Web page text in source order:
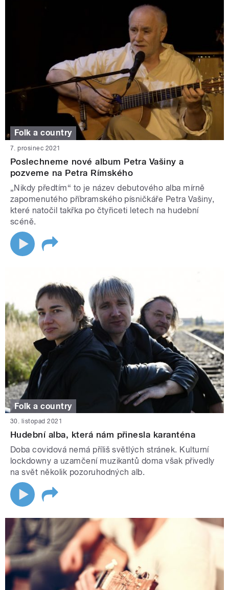
Folk a country
7. prosinec 2021
Poslechneme nové album Petra Vašiny a
pozveme na Petra Rímského
„Nikdy předtím“ to je název debutového alba mírně
zapomenutého příbramského písničkáře Petra Vašiny,
které natočil takřka po čtyřiceti letech na hudební
scéně.
Folk a country
30. listopad 2021
Hudební alba, která nám přinesla karanténa
Doba covidová nemá příliš světlých stránek. Kulturní
lockdowny a uzamčení muzikantů doma však přivedly
na svět několik pozoruhodných alb.